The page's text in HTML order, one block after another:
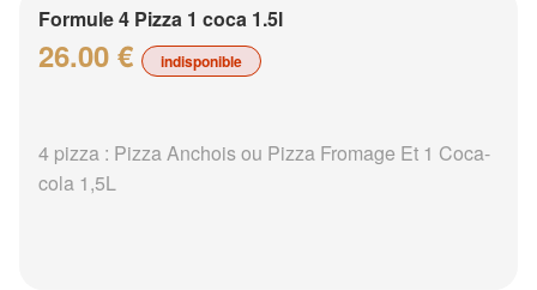
Formule 4 Pizza 1 coca 1.5l
26.00 € indisponible
4 pizza : Pizza Anchois ou Pizza Fromage Et 1 Coca-
cola 1,5L